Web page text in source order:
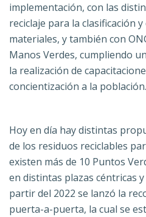
implementación, con las
reciclaje para la clasificación
materiales, y también con
Manos Verdes, cumpliendo
la realización de
concientización a la población.
Hoy en día hay distintas
de los residuos reciclables
existen más de 10 Puntos
en distintas plazas céntricas
partir del 2022 se lanzó la
puerta-a-puerta, la cual se